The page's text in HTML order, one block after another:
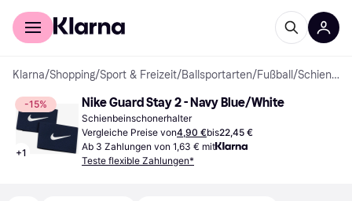
Für Shopper
Klarna/Shopping/Sport & Freizeit/Ballsportarten/Fußball / Schienbeinschoner
-15%
+1
Nike Guard Stay 2 - Navy Blue/White
Schienbeinschonerhalter
Vergleiche Preise von4,90 €bis22,45 €
Ab 3 Zahlungen von 1,63 € mit
Teste flexible Zahlungen*